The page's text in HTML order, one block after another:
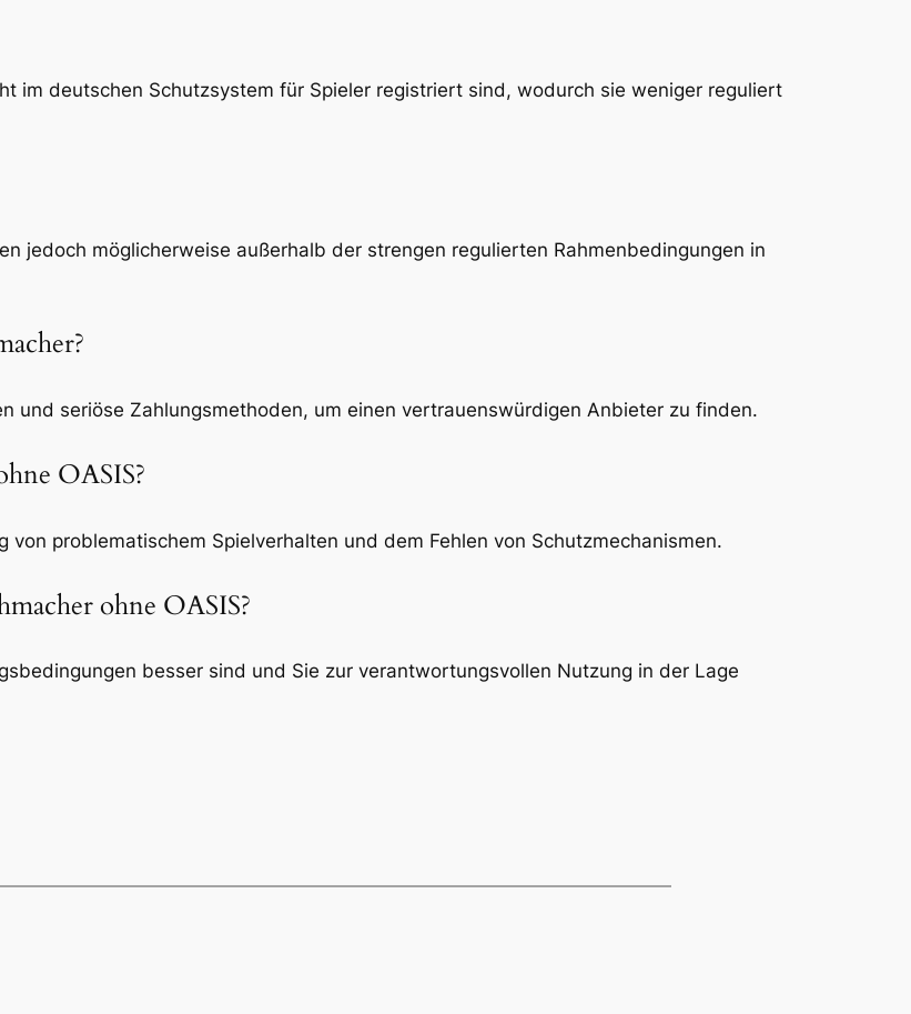
im deutschen Schutzsystem für Spieler registriert sind, wodurch sie weniger reguliert
jedoch möglicherweise außerhalb der strengen regulierten Rahmenbedingungen in
und seriöse Zahlungsmethoden, um einen vertrauenswürdigen Anbieter zu finden.
OASIS?
problematischem Spielverhalten und dem Fehlen von Schutzmechanismen.
ohne OASIS?
besser sind und Sie zur verantwortungsvollen Nutzung in der Lage